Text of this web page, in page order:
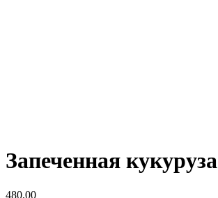
Запеченная кукуруза
480,00